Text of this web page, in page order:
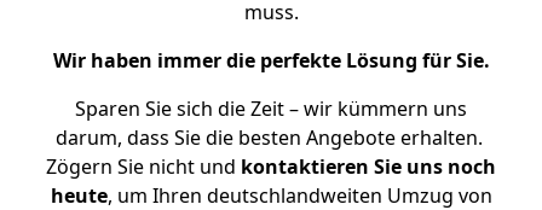
muss.
Wir haben immer die perfekte Lösung für Sie.
Sparen Sie sich die Zeit – wir kümmern uns
darum, dass Sie die besten Angebote erhalten.
Zögern Sie nicht und kontaktieren Sie uns noch
heute, um Ihren deutschlandweiten Umzug von